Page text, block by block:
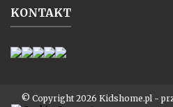
KONTAKT
© Copyright 2026 Kidshome.pl -